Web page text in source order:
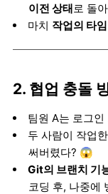
이전 상태로 돌
마치 작업의 타
2. 협업 충돌
팀원 A는 로그
두 사람이 작업
써버렸다? 😱
Git의 브랜치 기
코딩 후, 나중에